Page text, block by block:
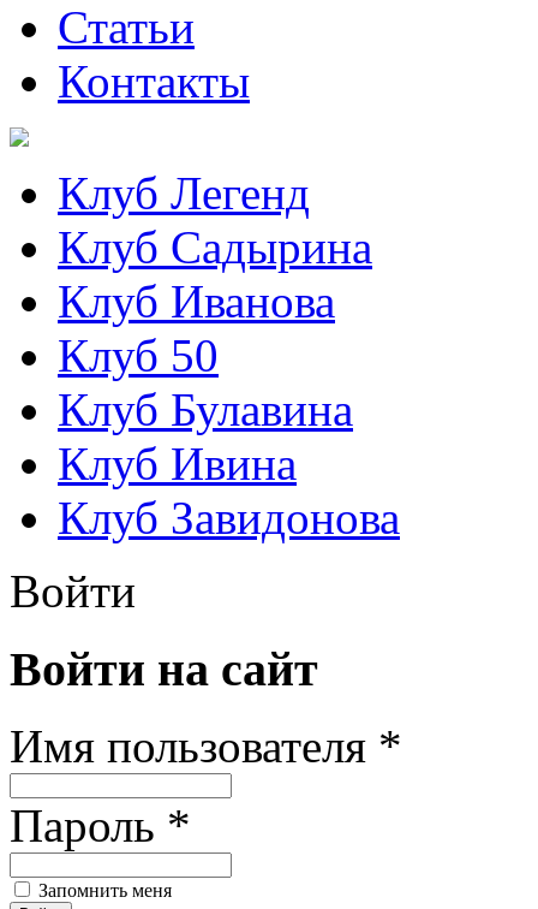
Статьи
Контакты
Клуб Легенд
Клуб Садырина
Клуб Иванова
Клуб 50
Клуб Булавина
Клуб Ивина
Клуб Завидонова
Войти
Войти на сайт
Имя пользователя *
Пароль *
Запомнить меня